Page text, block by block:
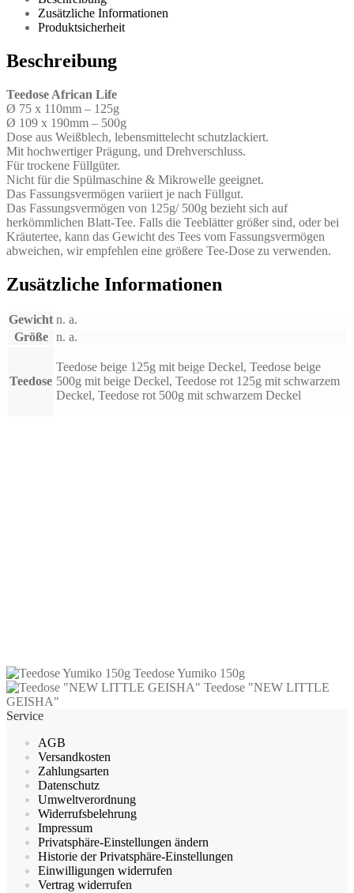
Zusätzliche Informationen
Produktsicherheit
Beschreibung
Teedose African Life
Ø 75 x 110mm – 125g
Ø 109 x 190mm – 500g
Dose aus Weißblech, lebensmittelecht schutzlackiert.
Mit hochwertiger Prägung, und Drehverschluss.
Für trockene Füllgüter.
Nicht für die Spülmaschine & Mikrowelle geeignet.
Das Fassungsvermögen variiert je nach Füllgut.
Das Fassungsvermögen von 125g/ 500g bezieht sich auf
herkömmlichen Blatt-Tee. Falls die Teeblätter größer sind, oder bei
Kräutertee, kann das Gewicht des Tees vom Fassungsvermögen
abweichen, wir empfehlen eine größere Tee-Dose zu verwenden.
Zusätzliche Informationen
Gewicht n. a.
Größe
n. a.
Teedose
Teedose beige 125g mit beige Deckel, Teedose beige
500g mit beige Deckel, Teedose rot 125g mit schwarzem
Deckel, Teedose rot 500g mit schwarzem Deckel
Teedose Yumiko 150g
Teedose "NEW LITTLE
GEISHA"
Service
AGB
Versandkosten
Zahlungsarten
Datenschutz
Umweltverordnung
Widerrufsbelehrung
Impressum
Privatsphäre-Einstellungen ändern
Historie der Privatsphäre-Einstellungen
Einwilligungen widerrufen
Vertrag widerrufen